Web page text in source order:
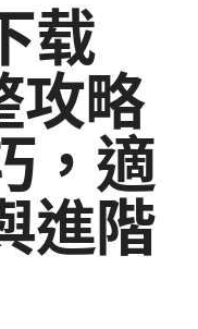
载
攻略
，適
進階